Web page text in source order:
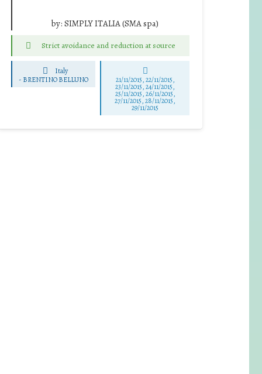
by: SIMPLY ITALIA (SMA spa)
Strict avoidance and reduction at source
Italy
- BRENTINO BELLUNO 21/11/2015, 22/11/2015,
23/11/2015, 24/11/2015,
25/11/2015, 26/11/2015,
27/11/2015, 28/11/2015,
29/11/2015